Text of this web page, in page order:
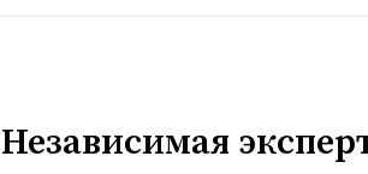
Независимая